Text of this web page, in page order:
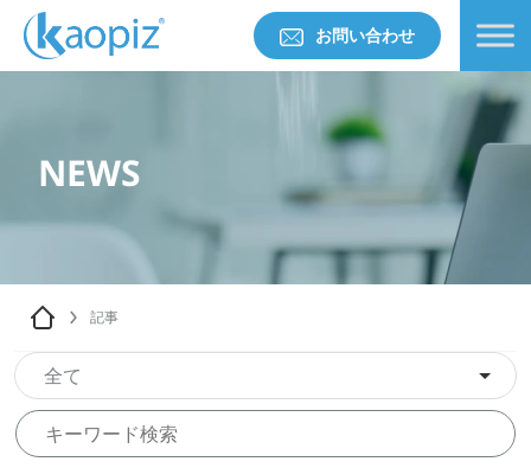
お問い合わせ
NEWS
記事
全て